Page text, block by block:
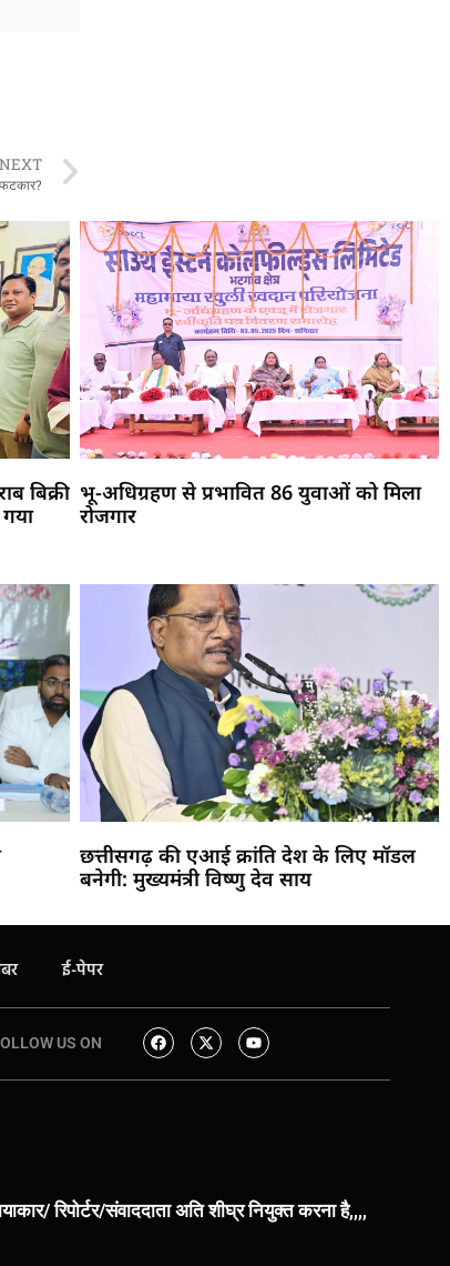
NEXT
बिक्री भू-अधिग्रहण से प्रभावित 86 युवाओं को मिला
रोजगार
छत्तीसगढ़ की एआई क्रांति देश के लिए मॉडल
बनेगी: मुख्यमंत्री विष्णु देव साय
ई-पेपर
US ON
रिपोर्टर/संवाददाता अति शीघ्र नियुक्त करना है,,,,